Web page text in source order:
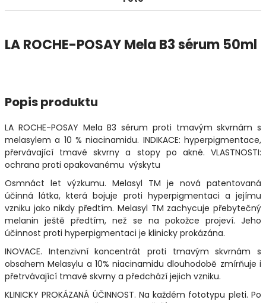
LA ROCHE-POSAY Mela B3 sérum 50ml
Popis produktu
LA ROCHE-POSAY Mela B3 sérum proti tmavým skvrnám s
melasylem a 10 % niacinamidu. INDIKACE: hyperpigmentace,
přervávající tmavé skvrny a stopy po akné. VLASTNOSTI:
ochrana proti opakovanému výskytu
Osmnáct let výzkumu. Melasyl TM je nová patentovaná
účinná látka, která bojuje proti hyperpigmentaci a jejímu
vzniku jako nikdy předtím. Melasyl TM zachycuje přebytečný
melanin ještě předtím, než se na pokožce projeví. Jeho
účinnost proti hyperpigmentaci je klinicky prokázána.
INOVACE. Intenzivní koncentrát proti tmavým skvrnám s
obsahem Melasylu a 10% niacinamidu dlouhodobě zmírňuje i
přetrvávající tmavé skvrny a předchází jejich vzniku.
KLINICKY PROKÁZANÁ ÚČINNOST. Na každém fototypu pleti. Po